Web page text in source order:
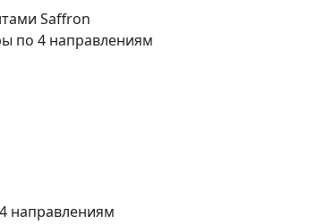
Saffron
по 4 направлениям
направлениям